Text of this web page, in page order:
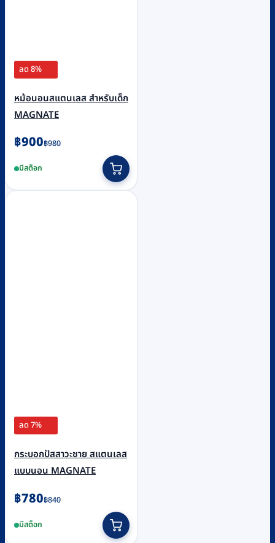
ลด 8%
หม้อนอนสแตนเลส สำหรับเด็ก
MAGNATE
฿980
Original
was:
฿980.
฿900
Current
is:
฿900.
มีสต็อก
ลด 7%
กระบอกปัสสาวะชาย สแตนเลส
แบบนอน MAGNATE
฿840
Original
was:
฿780
Current
is:มีสต็อก